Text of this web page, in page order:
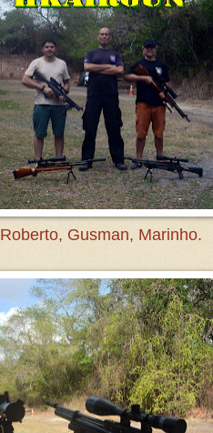
Roberto, Gusman, Marinho.